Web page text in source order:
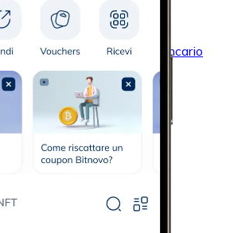
Tokencon bonifico bancario